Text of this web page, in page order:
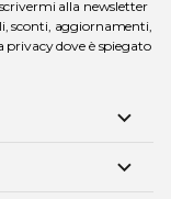
alla newsletter
sconti, aggiornamenti,
privacydove è spiegato